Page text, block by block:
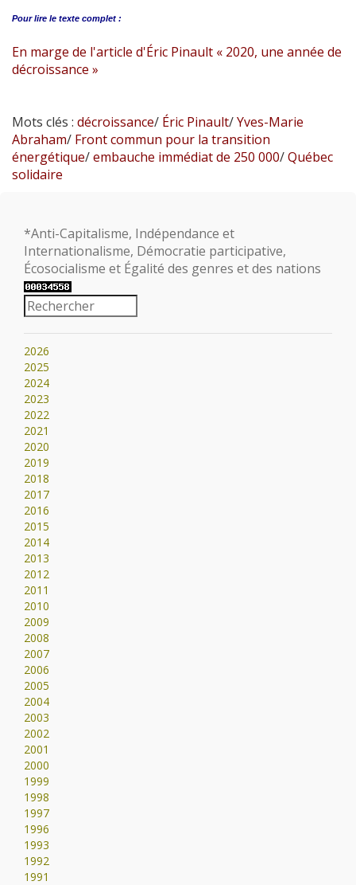
Pour lire le texte complet :
En marge de l'article d'Éric Pinault « 2020, une année de
décroissance »
Mots clés : décroissance/ Éric Pinault/Yves-Marie
Abraham/ Front commun pour la transition
énergétique/embauche immédiat de 250 000/Québec
solidaire
*Anti-Capitalisme, Indépendance et
Internationalisme, Démocratie participative,
Écosocialisme et Égalité des genres et des nations
2026
2025
2024
2023
2022
2021
2020
2019
2018
2017
2016
2015
2014
2013
2012
2011
2010
2009
2008
2007
2006
2005
2004
2003
2002
2001
2000
1999
1998
1997
1996
1993
1992
1991